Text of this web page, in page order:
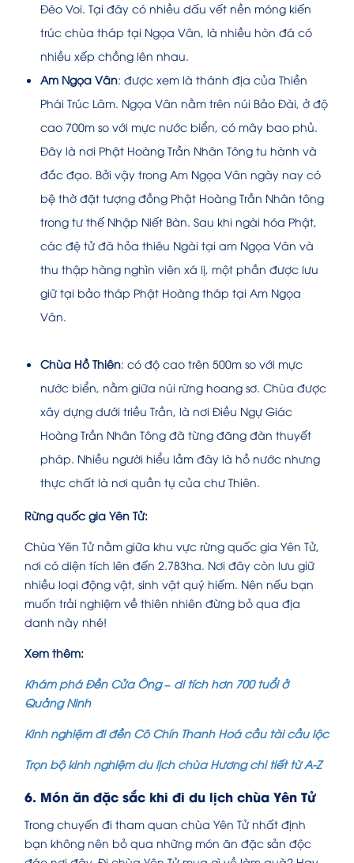
Đèo Voi. Tại đây có nhiều dấu vết nền móng kiến
trúc chùa tháp tại Ngọa Vân, là nhiều hòn đá có
nhiều xếp chồng lên nhau.
Am Ngọa Vân: được xem là thánh địa của Thiền
Phái Trúc Lâm. Ngọa Vân nằm trên núi Bảo Đài, ở độ
cao 700m so với mực nước biển, có mây bao phủ.
Đây là nơi Phật Hoàng Trần Nhân Tông tu hành và
đắc đạo. Bởi vậy trong Am Ngọa Vân ngày nay có
bệ thờ đặt tượng đồng Phật Hoàng Trần Nhân tông
trong tư thế Nhập Niết Bàn. Sau khi ngài hóa Phật,
các đệ tử đã hỏa thiêu Ngài tại am Ngọa Vân và
thu thập hàng nghìn viên xá lị, một phần được lưu
giữ tại bảo tháp Phật Hoàng tháp tại Am Ngọa
Vân.
Chùa Hồ Thiên: có độ cao trên 500m so với mực
nước biển, nằm giữa núi rừng hoang sơ. Chùa được
xây dựng dưới triều Trần, là nơi Điều Ngự Giác
Hoàng Trần Nhân Tông đã từng đăng đàn thuyết
pháp. Nhiều người hiểu lầm đây là hồ nước nhưng
thực chất là nơi quần tụ của chư Thiên.
Rừng quốc gia Yên Tử:
Chùa Yên Tử nằm giữa khu vực rừng quốc gia Yên Tử,
nơi có diện tích lên đến 2.783ha. Nơi đây còn lưu giữ
nhiều loại động vật, sinh vật quý hiếm. Nên nếu bạn
muốn trải nghiệm về thiên nhiên đừng bỏ qua địa
danh này nhé!
Xem thêm:
Khám phá Đền Cửa Ông – di tích hơn 700 tuổi ở
Quảng Ninh
Kinh nghiệm đi đền Cô Chín Thanh Hoá cầu tài cầu lộc
Trọn bộ kinh nghiệm du lịch chùa Hương chi tiết từ A-Z
6. Món ăn đặc sắc khi đi du lịch chùa Yên Tử
Trong chuyến đi tham quan chùa Yên Tử nhất định
bạn không nên bỏ qua những món ăn đặc sản độc